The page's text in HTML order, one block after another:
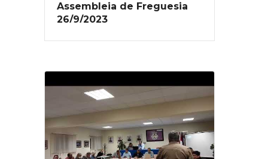
Assembleia de Freguesia
26/9/2023